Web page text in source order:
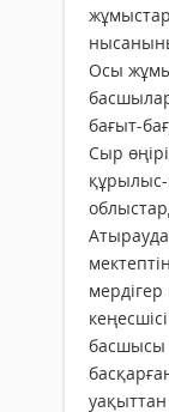
Осы
бағыт-
Сыр
басшысы